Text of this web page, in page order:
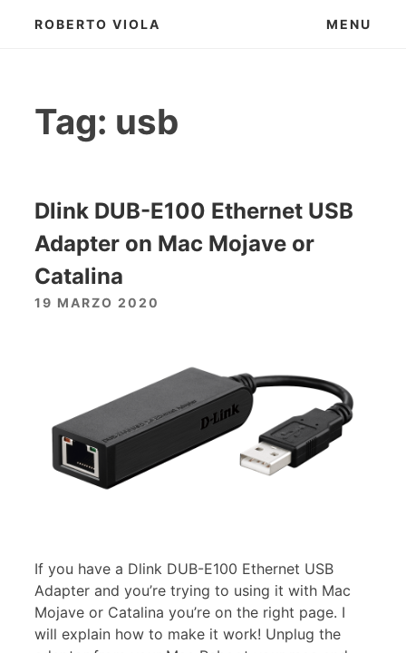
ROBERTO VIOLA MENU
Tag: usb
Dlink DUB-E100 Ethernet USB
Adapter on Mac Mojave or
Catalina
19 MARZO 2020
If you have a Dlink DUB-E100 Ethernet USB
Adapter and you’re trying to using it with Mac
Mojave or Catalina you’re on the right page. I
will explain how to make it work! Unplug the